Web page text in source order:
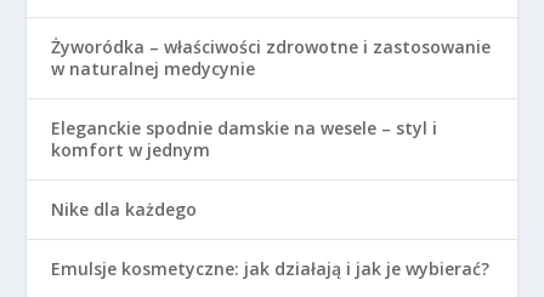
Żyworódka – właściwości zdrowotne i zastosowanie
w naturalnej medycynie
Eleganckie spodnie damskie na wesele – styl i
komfort w jednym
Nike dla każdego
Emulsje kosmetyczne: jak działają i jak je wybierać?